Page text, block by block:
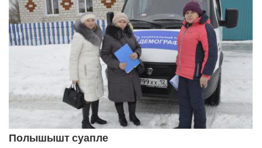
Полышышт суапле